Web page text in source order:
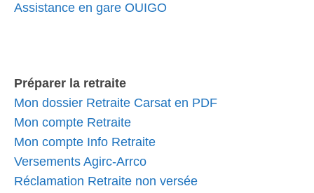
Assistance en gare OUIGO
Préparer la retraite
Mon dossier Retraite Carsat en PDF
Mon compte Retraite
Mon compte Info Retraite
Versements Agirc-Arrco
Réclamation Retraite non versée